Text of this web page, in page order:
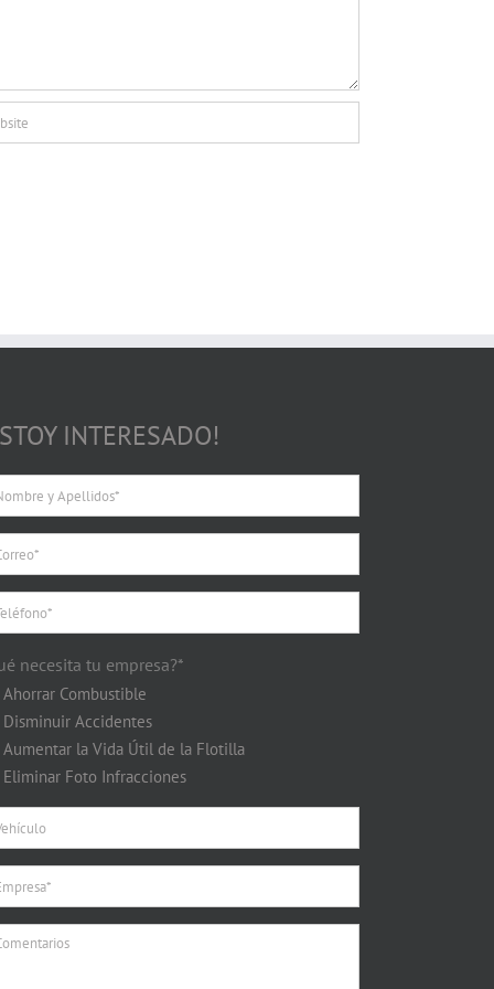
INTERESADO!
necesita tu empresa?*
Ahorrar Combustible
Disminuir Accidentes
Aumentar la Vida Útil de la Flotilla
Eliminar Foto Infracciones